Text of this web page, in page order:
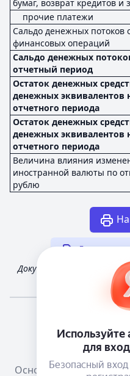
бумаг, возврат кредитов и
прочие платежи
Сальдо денежных потоков
финансовых операций
Сальдо денежных
отчетный период
Остаток денежных
денежных эквивалентов
отчетного периода
Остаток денежных
денежных эквивалентов
отчетного периода
Величина влияния
иностранной валюты по
рублю
Другая
Документ получен из
Федеральной
Телеграм
Основания